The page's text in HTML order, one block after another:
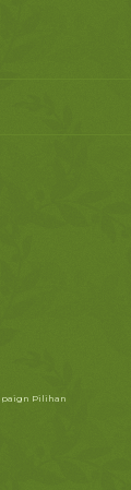
Pilihan